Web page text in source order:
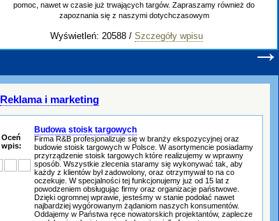
pomoc, nawet w czasie już trwających targów. Zapraszamy również do
zapoznania się z naszymi dotychczasowym
Wyświetleń: 20588 / Szczegóły wpisu
→
Reklama i marketing
Oceń
wpis:
Budowa stoisk targowych
Firma R&B profesjonalizuje się w branży ekspozycyjnej oraz
budowie stoisk targowych w Polsce. W asortymencie posiadamy
przyrządzenie stoisk targowych które realizujemy w wprawny
sposób. Wszystkie zlecenia staramy się wykonywać tak, aby
każdy z klientów był zadowolony, oraz otrzymywał to na co
oczekuje. W specjalności tej funkcjonujemy już od 15 lat z
powodzeniem obsługując firmy oraz organizacje państwowe.
Dzięki ogromnej wprawie, jesteśmy w stanie podołać nawet
najbardziej wygórowanym żądaniom naszych konsumentów.
Oddajemy w Państwa ręce nowatorskich projektantów, zaplecze